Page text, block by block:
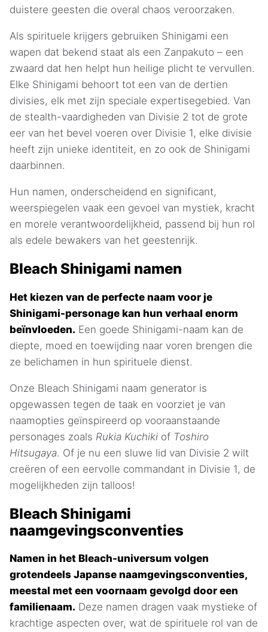
duistere geesten die overal chaos veroorzaken.
Als spirituele krijgers gebruiken Shinigami een
wapen dat bekend staat als een Zanpakuto – een
zwaard dat hen helpt hun heilige plicht te vervullen.
Elke Shinigami behoort tot een van de dertien
divisies, elk met zijn speciale expertisegebied. Van
de stealth-vaardigheden van Divisie 2 tot de grote
eer van het bevel voeren over Divisie 1, elke divisie
heeft zijn unieke identiteit, en zo ook de Shinigami
daarbinnen.
Hun namen, onderscheidend en significant,
weerspiegelen vaak een gevoel van mystiek, kracht
en morele verantwoordelijkheid, passend bij hun rol
als edele bewakers van het geestenrijk.
Bleach Shinigami namen
Het kiezen van de perfecte naam voor je
Shinigami-personage kan hun verhaal enorm
beïnvloeden. Een goede Shinigami-naam kan de
diepte, moed en toewijding naar voren brengen die
ze belichamen in hun spirituele dienst.
Onze Bleach Shinigami naam generator is
opgewassen tegen de taak en voorziet je van
naamopties geïnspireerd op vooraanstaande
personages zoals Rukia Kuchiki of Toshiro
Hitsugaya. Of je nu een sluwe lid van Divisie 2 wilt
creëren of een eervolle commandant in Divisie 1, de
mogelijkheden zijn talloos!
Bleach Shinigami
naamgevingsconventies
Namen in het Bleach-universum volgen
grotendeels Japanse naamgevingsconventies,
meestal met een voornaam gevolgd door een
familienaam. Deze namen dragen vaak mystieke of
krachtige aspecten over, wat de spirituele rol van de